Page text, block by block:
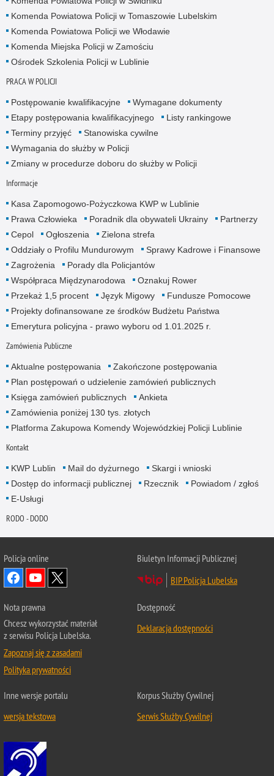
Komenda Powiatowa Policji w Tomaszowie Lubelskim
Komenda Powiatowa Policji we Włodawie
Komenda Miejska Policji w Zamościu
Ośrodek Szkolenia Policji w Lublinie
PRACA W POLICJI
Postępowanie kwalifikacyjne
Wymagane dokumenty
Etapy postępowania kwalifikacyjnego
Listy rankingowe
Terminy przyjęć
Stanowiska cywilne
Wymagania do służby w Policji
Zmiany w procedurze doboru do służby w Policji
Informacje
Kasa Zapomogowo-Pożyczkowa KWP w Lublinie
Prawa Człowieka
Poradnik dla obywateli Ukrainy
Partnerzy
Cepol
Ogłoszenia
Zielona strefa
Oddziały o Profilu Mundurowym
Sprawy Kadrowe i Finansowe
Zagrożenia
Porady dla Policjantów
Współpraca Międzynarodowa
Oznakuj Rower
Przekaż 1,5 procent
Język Migowy
Fundusze Pomocowe
Projekty dofinansowane ze środków Budżetu Państwa
Emerytura policyjna - prawo wyboru od 1.01.2025 r.
Zamówienia Publiczne
Aktualne postępowania
Zakończone postępowania
Plan postępowań o udzielenie zamówień publicznych
Księga zamówień publicznych
Ankieta
Zamówienia poniżej 130 tys. złotych
Platforma Zakupowa Komendy Wojewódzkiej Policji Lublinie
Kontakt
KWP Lublin Mail do dyżurnego
Skargi i wnioski
Dostęp do informacji publicznej
Rzecznik
Powiadom / zgłoś
E-Usługi
RODO - DODO
Policja online
Biuletyn Informacji Publicznej
BIP Policja Lubelska
Nota prawna
Chcesz wykorzystać materiał
z serwisu Policja Lubelska.
Zapoznaj się z zasadami
Polityka prywatności
Dostępność
Deklaracja dostępności
Inne wersje portalu
wersja tekstowa
Korpus Służby Cywilnej
Serwis Służby Cywilnej